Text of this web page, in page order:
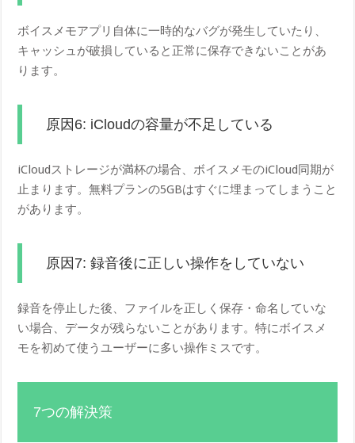
ボイスメモアプリ自体に一時的なバグが発生していたり、
キャッシュが破損していると正常に保存できないことがあ
ります。
原因6: iCloudの容量が不足している
iCloudストレージが満杯の場合、ボイスメモのiCloud同期が
止まります。無料プランの5GBはすぐに埋まってしまうこと
があります。
原因7: 録音後に正しい操作をしていない
録音を停止した後、ファイルを正しく保存・命名していな
い場合、データが残らないことがあります。特にボイスメ
モを初めて使うユーザーに多い操作ミスです。
7つの解決策